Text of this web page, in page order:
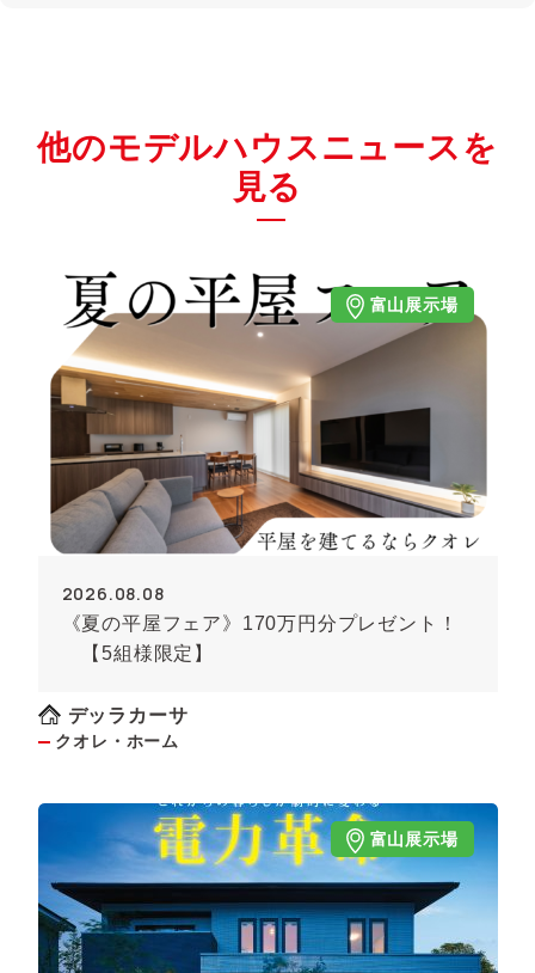
他のモデルハウスニュースを
見る
富山展示場
2026.08.08
《夏の平屋フェア》170万円分プレゼント！
【5組様限定】
デッラカーサ
クオレ・ホーム
富山展示場